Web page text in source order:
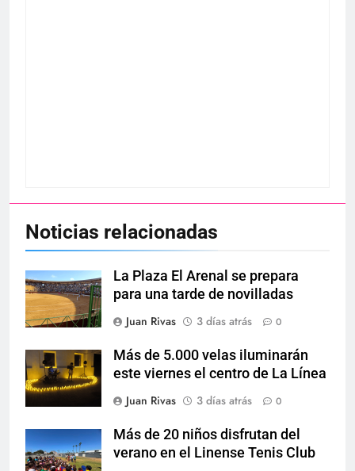
Noticias relacionadas
La Plaza El Arenal se prepara
para una tarde de novilladas
Juan Rivas
3 días atrás 0
Más de 5.000 velas iluminarán
este viernes el centro de La Línea
Juan Rivas
3 días atrás 0
Más de 20 niños disfrutan del
verano en el Linense Tenis Club